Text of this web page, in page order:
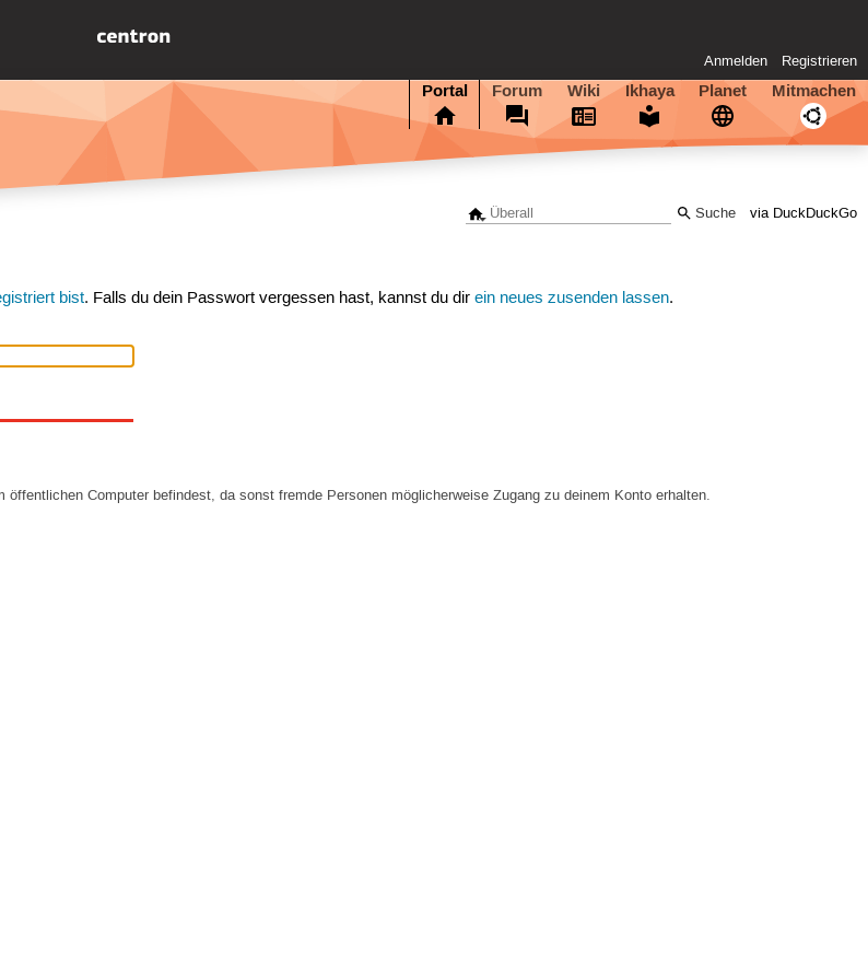
Anmelden Registrieren
Portal Forum Wiki Ikhaya Planet Mitmachen
via DuckDuckGo
bist. Falls du dein Passwort vergessen hast, kannst du direin neues zusenden lassen.
Computer befindest, da sonst fremde Personen möglicherweise Zugang zu deinem Konto erhalten.